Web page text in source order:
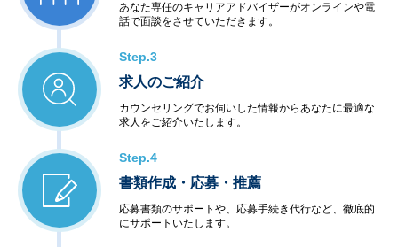
あなた専任のキャリアアドバイザーがオンラインや電
話で面談をさせていただきます。
Step.3
求人のご紹介
カウンセリングでお伺いした情報からあなたに最適な
求人をご紹介いたします。
Step.4
書類作成・応募・推薦
応募書類のサポートや、応募手続き代行など、徹底的
にサポートいたします。